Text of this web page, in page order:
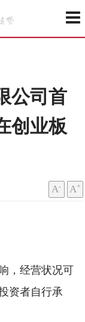
公司首
创业板
A- A+
，经营状况可
资者自行承